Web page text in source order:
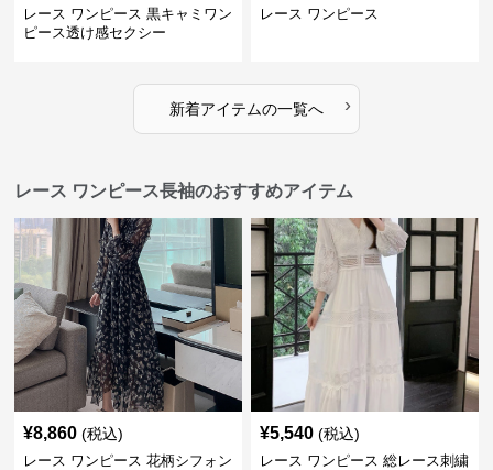
レース ワンピース 黒キャミワン
ピース透け感セクシー
レース ワンピース
新着アイテムの一覧へ ›
レース ワンピース長袖のおすすめアイテム
¥8,860 (税込)
レース ワンピース 花柄シフォン
¥5,540 (税込)
レース ワンピース 総レース刺繍